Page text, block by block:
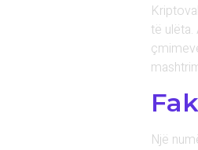
të ulëta.
Një